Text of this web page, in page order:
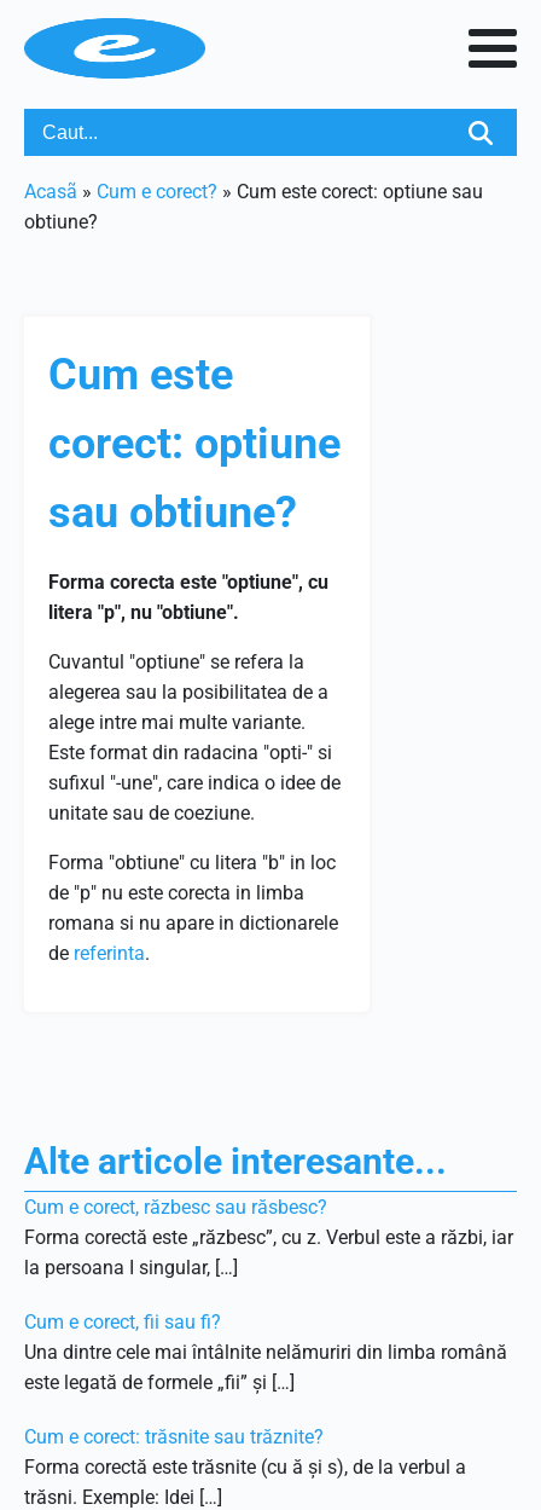
Acasã » Cum e corect? » Cum este corect: optiune sau
obtiune?
Cum este
corect: optiune
sau obtiune?
Forma corecta este "optiune", cu
litera "p", nu "obtiune".
Cuvantul "optiune" se refera la
alegerea sau la posibilitatea de a
alege intre mai multe variante.
Este format din radacina "opti-" si
sufixul "-une", care indica o idee de
unitate sau de coeziune.
Forma "obtiune" cu litera "b" in loc
de "p" nu este corecta in limba
romana si nu apare in dictionarele
de referinta.
Alte articole interesante...
Cum e corect, răzbesc sau răsbesc?
Forma corectă este „răzbesc”, cu z. Verbul este a răzbi, iar
la persoana I singular, […]
Cum e corect, fii sau fi?
Una dintre cele mai întâlnite nelămuriri din limba română
este legată de formele „fii” și […]
Cum e corect: trăsnite sau trăznite?
Forma corectă este trăsnite (cu ă și s), de la verbul a
trăsni. Exemple: Idei […]